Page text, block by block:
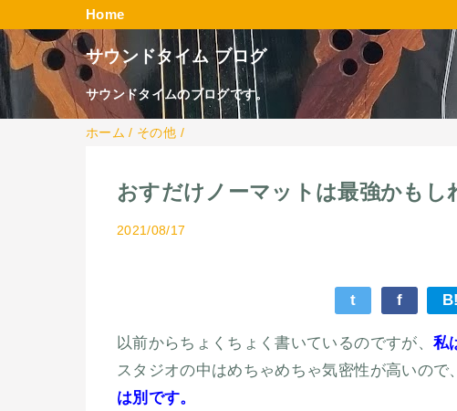
Home
サウンドタイム ブログ
サウンドタイムのブログです。
ホーム / その他 /
おすだけノーマットは最強かもし
2021/08/17
t f B!
以前からちょくちょく書いているのですが、 私
スタジオの中はめちゃめちゃ気密性が高いので
は別です。